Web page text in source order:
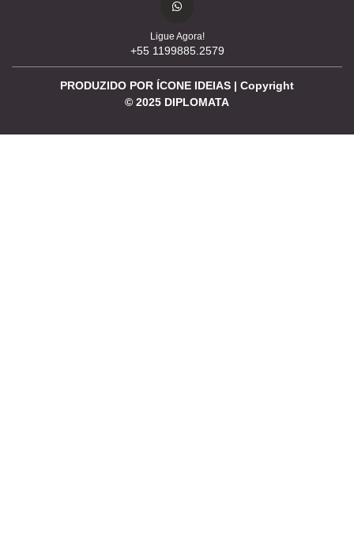
Ligue Agora!
+55 1199885.2579
PRODUZIDO POR ÍCONE IDEIAS | Copyright
© 2025 DIPLOMATA